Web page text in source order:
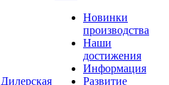
Дилерская
Новинки
производства
Наши
достижения
Информация
Развитие